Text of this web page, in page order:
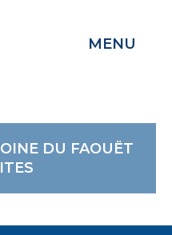
MENU
DU FAOUËT